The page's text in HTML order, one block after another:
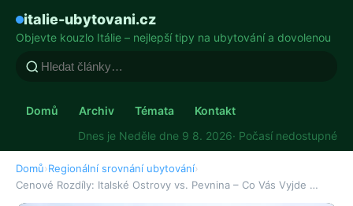
italie-ubytovani.cz
Objevte kouzlo Itálie – nejlepší tipy na ubytování a dovolenou
Domů Archiv Témata
Kontakt
Dnes je Neděle dne 9 8. 2026· Počasí nedostupné
Domů›Regionální srovnání ubytování›
Cenové Rozdíly: Italské Ostrovy vs. Pevnina – Co Vás Vyjde …